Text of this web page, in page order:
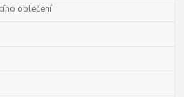
oblečení